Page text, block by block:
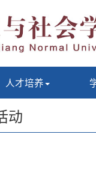
人才培养
动